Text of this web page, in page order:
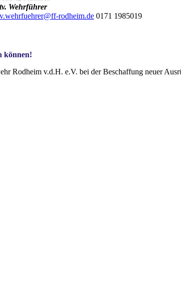
Wehrführer
rodheim.de0171 1985019
können!
Rodheim v.d.H. e.V. bei der Beschaffung neuer